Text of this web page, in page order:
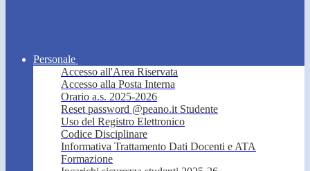
Personale
Accesso all'Area Riservata
Accesso alla Posta Interna
Orario a.s. 2025-2026
Reset password @peano.it Studente
Uso del Registro Elettronico
Codice Disciplinare
Informativa Trattamento Dati Docenti e ATA
Formazione